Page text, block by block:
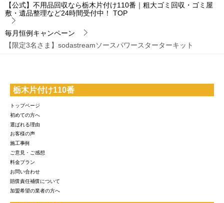
【公式】不用品回収なら栃木片付け110番｜粗大ゴミ回収・ゴミ屋
敷・遺品整理など24時間受付中！
TOP
毎月恒例キャンペーン
【限定3名さま】sodastreamソースパワースターターキット
栃木片付け110番
トップページ
初めての方へ
選ばれる理由
お客様の声
施工事例
ご意見・ご感想
料金プラン
お問い合わせ
賠償責任補償について
加盟希望の業者の方へ